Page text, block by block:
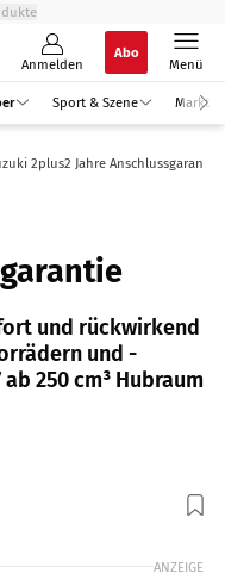
Anmelden
Abo
Menü
Sport & Szene Markt
2plus2 Jahre Anschlussgarantie
und rückwirkend
und -
250 cm³ Hubraum
Foto: Foto: Suzuki
ANZEIGE